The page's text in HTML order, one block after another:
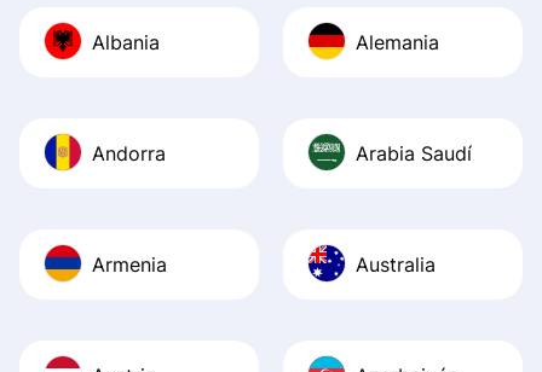
Recommend it!
Albania Alemania
Andorra Arabia Saudí
Armenia Australia